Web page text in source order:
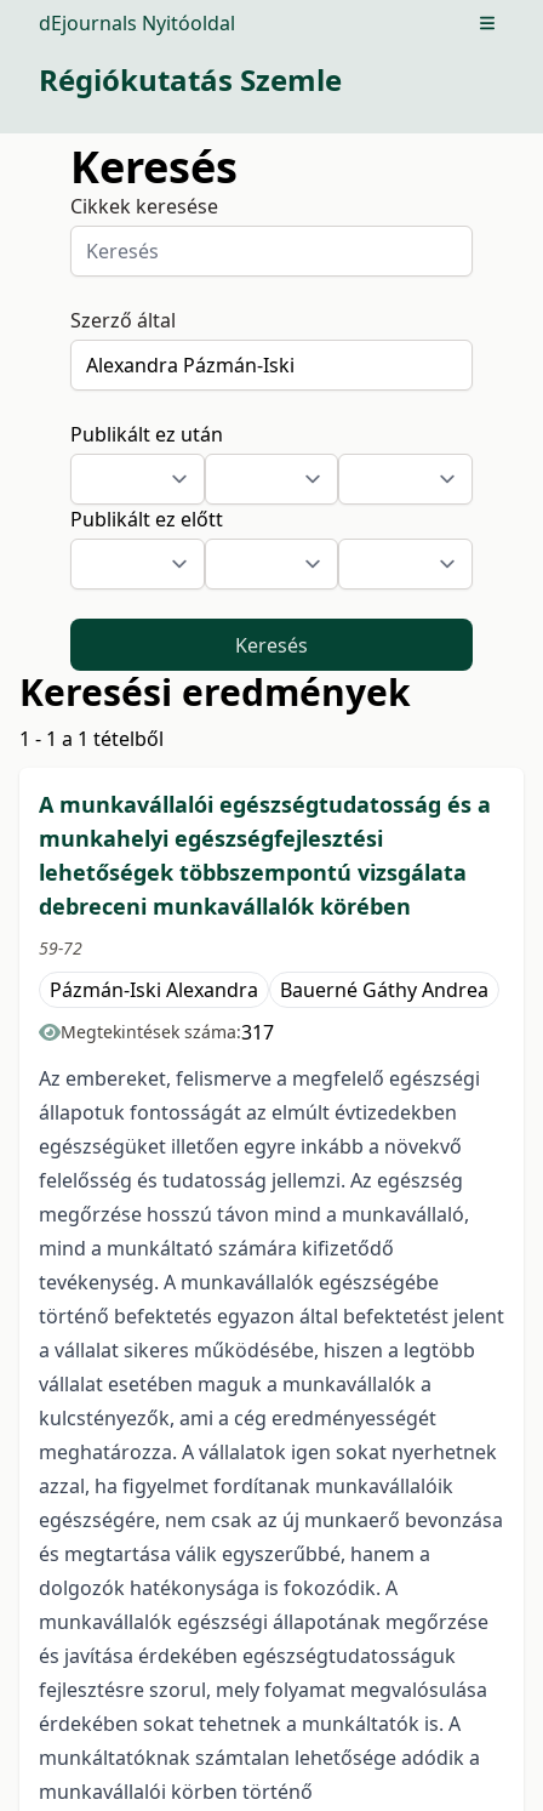
dEjournals Nyitóoldal Open
Régiókutatás Szemle
Keresés
Cikkek keresése
Szerző által
Publikált ez után
Publikált ez előtt
Keresés
Keresési eredmények
1 - 1 a 1 tételből
A munkavállalói egészségtudatosság és a
munkahelyi egészségfejlesztési
lehetőségek többszempontú vizsgálata
debreceni munkavállalók körében
59-72
Pázmán-Iski Alexandra Bauerné Gáthy Andrea
Megtekintések száma:317
Az embereket, felismerve a megfelelő egészségi
állapotuk fontosságát az elmúlt évtizedekben
egészségüket illetően egyre inkább a növekvő
felelősség és tudatosság jellemzi. Az egészség
megőrzése hosszú távon mind a munkavállaló,
mind a munkáltató számára kifizetődő
tevékenység. A munkavállalók egészségébe
történő befektetés egyazon által befektetést jelent
a vállalat sikeres működésébe, hiszen a legtöbb
vállalat esetében maguk a munkavállalók a
kulcstényezők, ami a cég eredményességét
meghatározza. A vállalatok igen sokat nyerhetnek
azzal, ha figyelmet fordítanak munkavállalóik
egészségére, nem csak az új munkaerő bevonzása
és megtartása válik egyszerűbbé, hanem a
dolgozók hatékonysága is fokozódik. A
munkavállalók egészségi állapotának megőrzése
és javítása érdekében egészségtudatosságuk
fejlesztésre szorul, mely folyamat megvalósulása
érdekében sokat tehetnek a munkáltatók is. A
munkáltatóknak számtalan lehetősége adódik a
munkavállalói körben történő